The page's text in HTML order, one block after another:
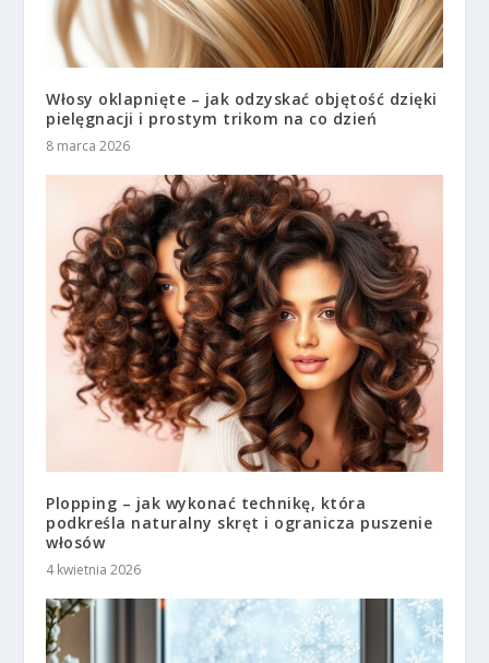
Włosy oklapnięte – jak odzyskać objętość dzięki
pielęgnacji i prostym trikom na co dzień
8 marca 2026
Plopping – jak wykonać technikę, która
podkreśla naturalny skręt i ogranicza puszenie
włosów
4 kwietnia 2026